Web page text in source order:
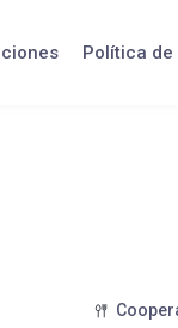
Política de